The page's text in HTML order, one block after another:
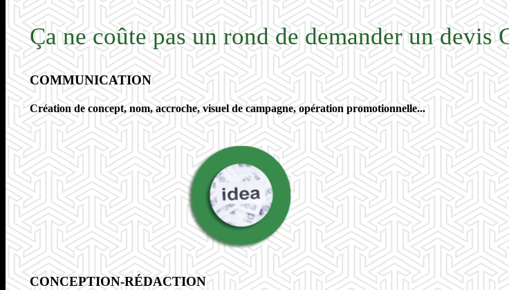
Ça ne coûte pas un rond de demander un devis
COMMUNICATION
Création de concept, nom, accroche, visuel de campagne, opération promotionnelle...
CONCEPTION-RÉDACTION